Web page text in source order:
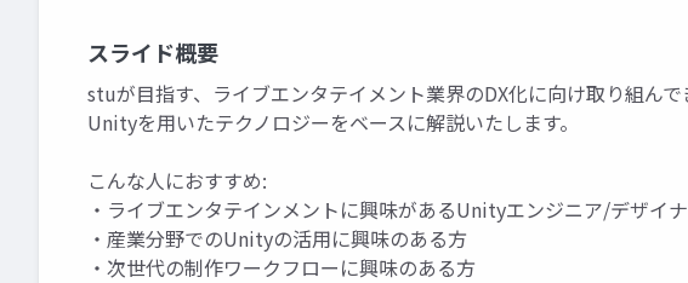
スライド概要
stuが目指す、ライブエンタテイメント業界のDX化に向け取り組んで
Unityを用いたテクノロジーをベースに解説いたします。
こんな人におすすめ:
・ライブエンタテインメントに興味があるUnityエンジニア/デザイ
・産業分野でのUnityの活用に興味のある方
・次世代の制作ワークフローに興味のある方